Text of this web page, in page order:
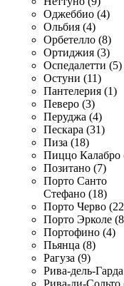
Оджеббио (4)
Ольбия (4)
Орбетелло (8)
Ортиджия (3)
Оспедалетти (5)
Остуни (11)
Пантелерия (1)
Певеро (3)
Перуджа (4)
Пескара (31)
Пиза (18)
Пиццо Калабро
Позитано (7)
Порто Санто
Стефано (18)
Порто Черво
Порто Эрколе
Портофино (4)
Пьянца (8)
Рагуза (9)
Рива-дель-
Рива-ди-Сольто